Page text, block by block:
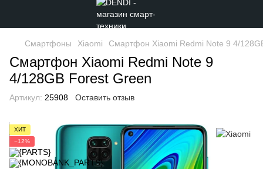
Смартфоны Xiaomi Смартфон Xiaomi Redmi Note 9 4/
Смартфон Xiaomi Redmi Note 9
4/128GB Forest Green
Артикул: 25908 Оставить отзыв
ХИТ
−12%